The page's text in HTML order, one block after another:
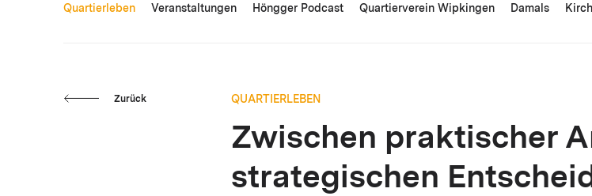
Quartierleben Veranstaltungen Höngger Podcast Quartierverein Wipkingen Damals
Zurück QUARTIERLEBEN
Zwischen praktischer
strategischen